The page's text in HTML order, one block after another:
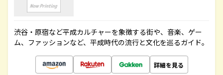
渋谷・原宿など平成カルチャーを象徴する街や、音楽、ゲー
ム、ファッションなど、平成時代の流行と文化を巡るガイド。
詳細を見る